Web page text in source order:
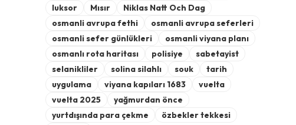
luksor
Mısır
Niklas Natt Och Dag
osmanli avrupa fethi
osmanli avrupa seferleri
osmanli sefer günlükleri
osmanli viyana planı
osmanlı rota haritası
polisiye
sabetayist
selanikliler
solina silahlı souk
tarih
uygulama
viyana kapıları 1683
vuelta
vuelta 2025
yağmurdan önce
yurtdışında para çekme
özbekler tekkesi